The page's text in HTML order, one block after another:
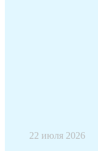
22 июля 2026